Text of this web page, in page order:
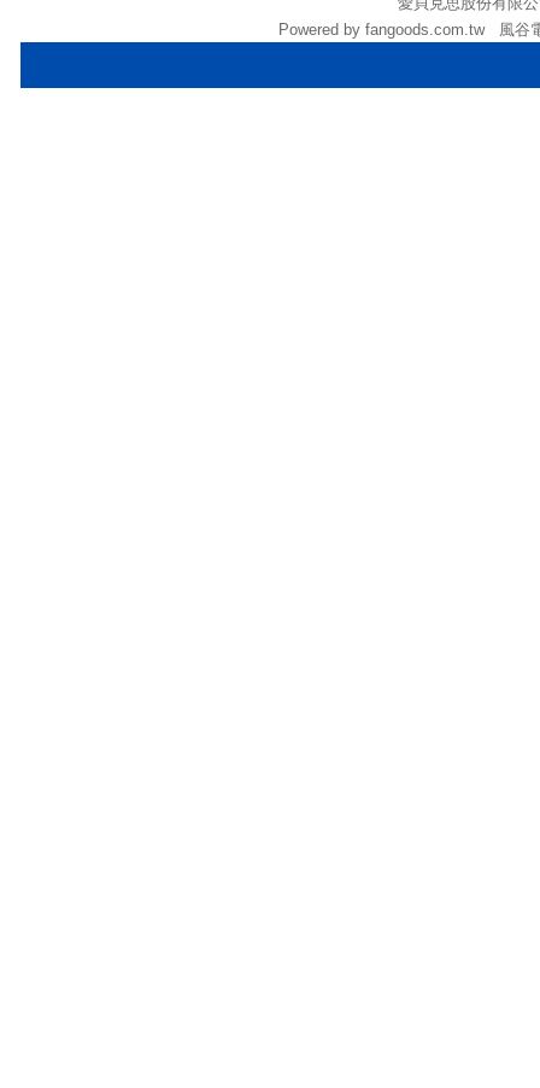
Powered by fangoods.com.tw 風谷電子